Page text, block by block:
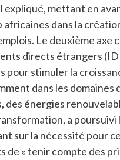
mettant en
africaines dans la
Le deuxième axe
directs étrangers
pour stimuler la
dans les domaines
énergies
a poursuivi
sur la nécessité pour
de « tenir compte des